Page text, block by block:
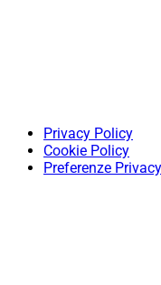
Privacy Policy
Cookie Policy
Preferenze Privacy